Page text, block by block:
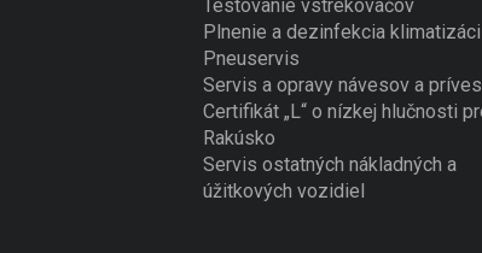
Testovanie vstrekovačov
Plnenie a dezinfekcia
Pneuservis
Servis a opravy návesov a
Certifikát „L“ o nízkej hlučnosti
Rakúsko
Servis ostatných nákladných a
úžitkových vozidiel